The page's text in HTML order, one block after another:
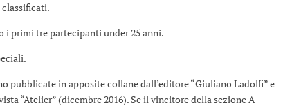
i primi tre partecipanti under 25 anni.
pubblicate in apposite collane dall’editore “Giuliano Ladolfi” e
“Atelier” (dicembre 2016). Se il vincitore della sezione A